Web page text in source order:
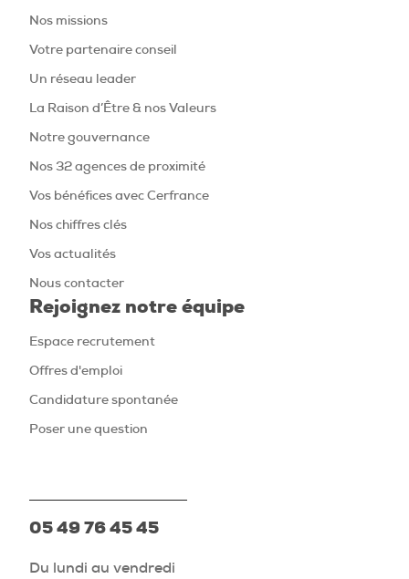
Nos missions
Votre partenaire conseil
Un réseau leader
La Raison d’Être & nos Valeurs
Notre gouvernance
Nos 32 agences de proximité
Vos bénéfices avec Cerfrance
Nos chiffres clés
Vos actualités
Nous contacter
Rejoignez notre équipe
Espace recrutement
Offres d'emploi
Candidature spontanée
Poser une question
05 49 76 45 45
Du lundi au vendredi